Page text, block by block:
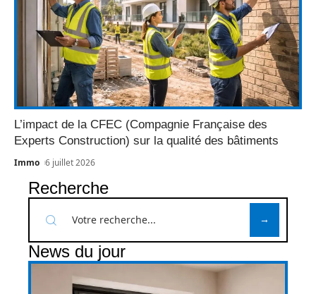
L’impact de la CFEC (Compagnie Française des
Experts Construction) sur la qualité des bâtiments
Immo 6 juillet 2026
Recherche
News du jour